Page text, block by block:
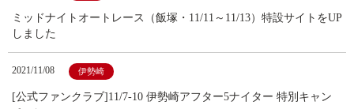
ミッドナイトオートレース（飯塚・11/11～11/13）特設サイトをUP
しました
2021/11/08 伊勢崎
[公式ファンクラブ]11/7-10 伊勢崎アフター5ナイター 特別キャン